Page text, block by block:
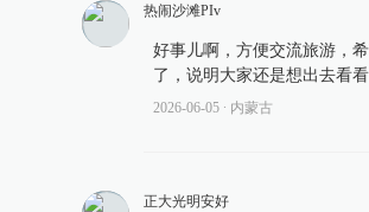
热闹沙滩PIv
好事儿啊，方便交流旅游，
了，说明大家还是想出去看看
2026-06-05 ∙ 内蒙古
正大光明安好